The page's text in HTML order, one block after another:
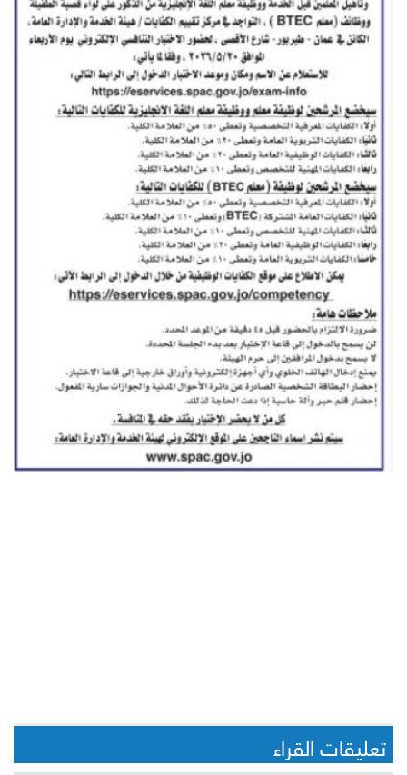
تعليقات القراء